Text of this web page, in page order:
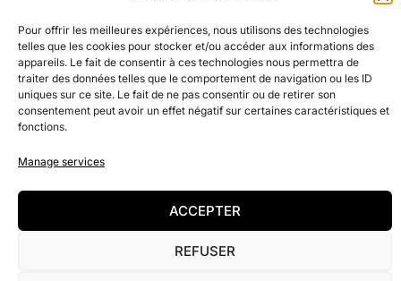
Pour offrir les meilleures expériences, nous utilisons des technologies
telles que les cookies pour stocker et/ou accéder aux informations des
appareils. Le fait de consentir à ces technologies nous permettra de
traiter des données telles que le comportement de navigation ou les ID
uniques sur ce site. Le fait de ne pas consentir ou de retirer son
consentement peut avoir un effet négatif sur certaines caractéristiques et
fonctions.
Manage services
ACCEPTER
REFUSER
Justine Henin
Justine Henin Academy
Club Justine Henin
© 2022 Justine Henin Foundation
News Our projects